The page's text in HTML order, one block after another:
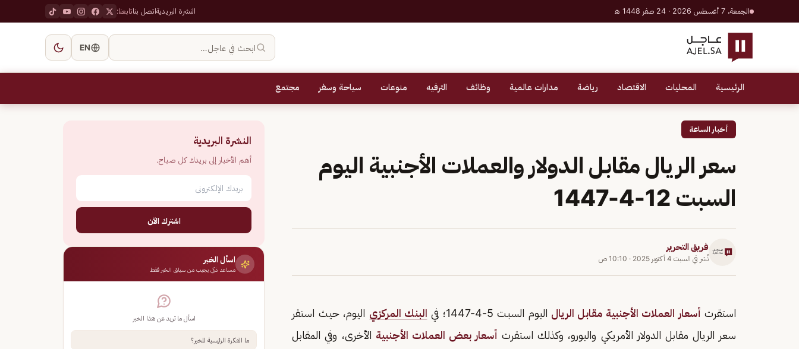
الجمعة، 7 أغسطس 2026 · 24 صفر 1448 هـ النشرة البريديةاتصل بناتابعنا:
ابحث في عاجل… EN
الرئيسية المحليات الاقتصاد رياضة مدارات عالمية وظائف الترفيه منوعات سياحة وسفر مجتمع
أخبار الساعة
سعر الريال مقابل الدولار والعملات الأجنبية اليوم
السبت 12-4-1447
فريق التحرير
نُشر في السبت 4 أكتوبر 2025 · 10:10 ص
استقرت أسعار العملات الأجنبية مقابل الريال اليوم السبت 5-4-1447؛ في البنك المركزي اليوم، حيث استقر
سعر الريال مقابل الدولار الأمريكي واليورو، وكذلك استقرت أسعار بعض العملات الأجنبية الأخرى، وفي المقابل
النشرة البريدية
أهم الأخبار إلى بريدك كل صباح.
اشترك الآن
اسأل الخبر
مساعد ذكي يجيب من سياق الخبر فقط
اسأل ما تريد عن هذا الخبر
ما الفكرة الرئيسية للخبر؟